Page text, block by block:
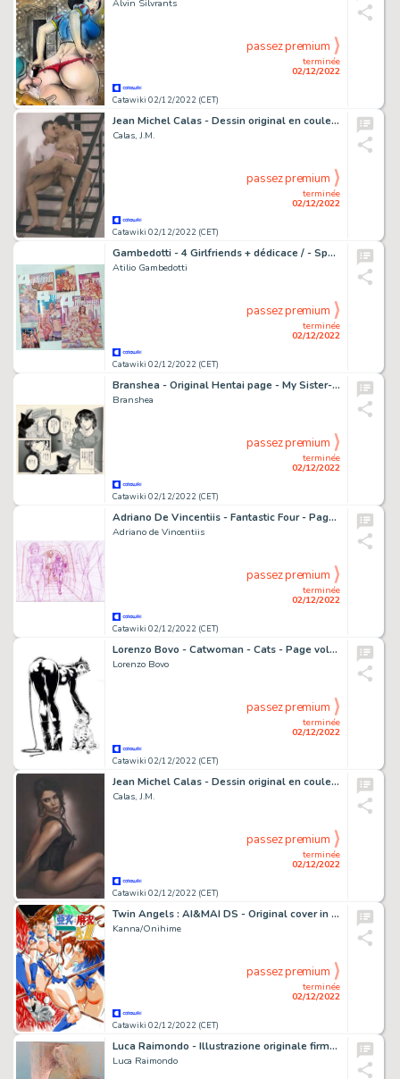
Alvin Silvrants
Catawiki 02/12/2022 (CET)
terminée
02/12/2022
passez premium
Jean Michel Calas - Dessin original en couleur - L'issue de secours - Format dessin: 21 x 29,7 cm. - (2022)
Calas, J.M.
Catawiki 02/12/2022 (CET)
terminée
02/12/2022
passez premium
Gambedotti - 4 Girlfriends + dédicace / - Special kickstarter edition - Agrafé - EO - (2020/2022)
Atilio Gambedotti
Catawiki 02/12/2022 (CET)
terminée
02/12/2022
passez premium
Branshea - Original Hentai page - My Sister-In-Law Raped By A Cat - (2007)
Branshea
Catawiki 02/12/2022 (CET)
terminée
02/12/2022
passez premium
Adriano De Vincentiis - Fantastic Four - Page volante (2013)
Adriano de Vincentiis
Catawiki 02/12/2022 (CET)
terminée
02/12/2022
passez premium
Lorenzo Bovo - Catwoman - Cats - Page volante - Exemplaire unique
Lorenzo Bovo
Catawiki 02/12/2022 (CET)
terminée
02/12/2022
passez premium
Jean Michel Calas - Dessin original en couleur - Caprice - Format dessin: 21 x 29,7 cm. - (2022)
Calas, J.M.
Catawiki 02/12/2022 (CET)
terminée
02/12/2022
passez premium
Twin Angels : AI&MAI DS - Original cover in color - Manga/Doujinshi - Format: 25,7 x 36,5 cm.
Kanna/Onihime
Catawiki 02/12/2022 (CET)
terminée
02/12/2022
passez premium
Luca Raimondo - Illustrazione originale firmata - Page volante - Exemplaire unique - (2022)
Luca Raimondo